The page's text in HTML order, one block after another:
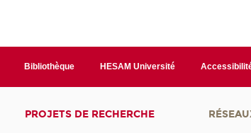
Bibliothèque HESAM Université
PROJETS DE RECHERCHE